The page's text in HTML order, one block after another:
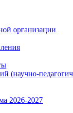
организации
(научно-
2026-2027